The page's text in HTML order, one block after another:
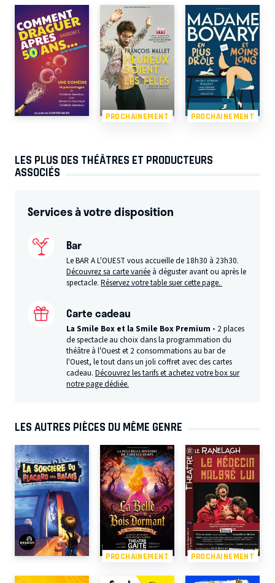
PROCHAINEMENT PROCHAINEMENT
LES PLUS DES THÉÂTRES ET PRODUCTEURS
ASSOCIÉS
Services à votre disposition
Bar
Le BAR A L'OUEST vous accueille de 18h30 à 23h30.
Découvrez sa carte variée à déguster avant ou après le
spectacle.Réservez votre table suer cette page.
Carte cadeau
La Smile Box et la Smile Box Premium - 2 places
de spectacle au choix dans la programmation du
théâtre à l'Ouest et 2 consommations au bar de
l'Ouest, le tout dans un joli coffret avec des cartes
cadeau.Découvrez les tarifs et achetez votre box sur
notre page dédiée.
LES AUTRES PIÈCES DU MÊME GENRE
PROCHAINEMENT PROCHAINEMENT